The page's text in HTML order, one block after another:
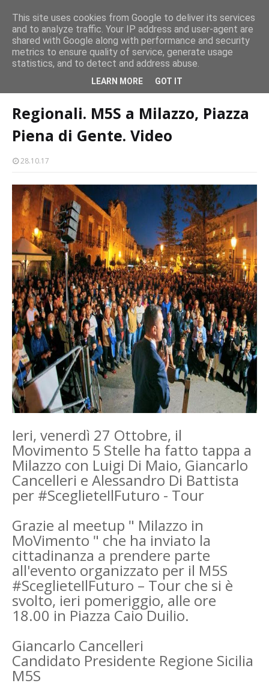
Milazzo 28ª Sagra del Pesce a Vaccarella: il programma
EVENTI
Regionali. M5S a Milazzo, Piazza Piena di Gente.
Regionali. M5S a Milazzo, Piazza
Piena di Gente. Video
28.10.17
Ieri, venerdì 27 Ottobre, il
Movimento 5 Stelle ha fatto tappa a
Milazzo con Luigi Di Maio, Giancarlo
Cancelleri e Alessandro Di Battista
per #SceglieteIlFuturo - Tour
Grazie al meetup " Milazzo in
MoVimento " che ha inviato la
cittadinanza a prendere parte
all'evento organizzato per il M5S
#SceglieteIlFuturo – Tour che si è
svolto, ieri pomeriggio, alle ore
18.00 in Piazza Caio Duilio.
Giancarlo Cancelleri
Candidato Presidente Regione Sicilia
M5S
This site uses cookies from Google to deliver its services
and to analyze traffic. Your IP address and user-agent are
shared with Google along with performance and security
metrics to ensure quality of service, generate usage
statistics, and to detect and address abuse.
LEARN MORE GOT IT